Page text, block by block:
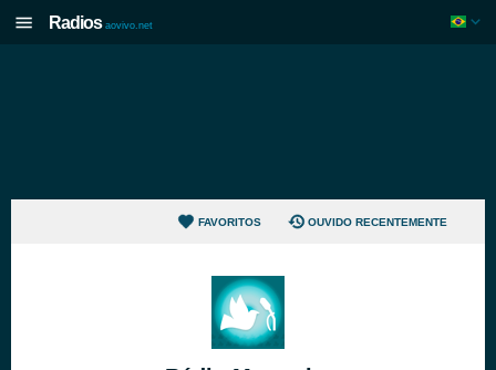
Radios aovivo.net
FAVORITOS OUVIDO RECENTEMENTE